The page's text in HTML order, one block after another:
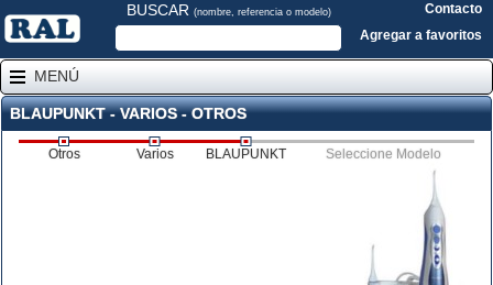
BUSCAR (nombre, referencia o modelo)
Contacto
Agregar a favoritos
MENÚ
BLAUPUNKT - VARIOS - OTROS
Otros Varios BLAUPUNKT Seleccione Modelo